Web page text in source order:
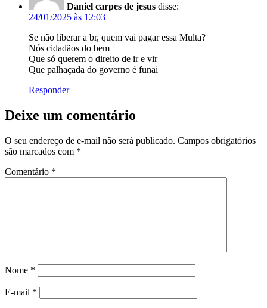
Daniel carpes de jesus disse:
24/01/2025 às 12:03
Se não liberar a br, quem vai pagar essa Multa?
Nós cidadãos do bem
Que só querem o direito de ir e vir
Que palhaçada do governo é funai
Responder
Deixe um comentário
O seu endereço de e-mail não será publicado. Campos obrigatórios
são marcados com *
Comentário *
Nome *
E-mail *